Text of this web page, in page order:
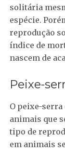
solitária
espécie.
reprodução
índice de
nascem de
Peixe-
O peixe-serra
animais que
tipo de
em animais